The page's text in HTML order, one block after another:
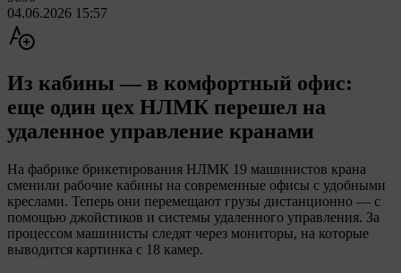
04.06.2026 15:57
Из кабины — в комфортный офис:
еще один цех НЛМК перешел на
удаленное управление кранами
На фабрике брикетирования НЛМК 19 машинистов крана
сменили рабочие кабины на современные офисы с удобными
креслами. Теперь они перемещают грузы дистанционно — с
помощью джойстиков и системы удаленного управления. За
процессом машинисты следят через мониторы, на которые
выводится картинка с 18 камер.